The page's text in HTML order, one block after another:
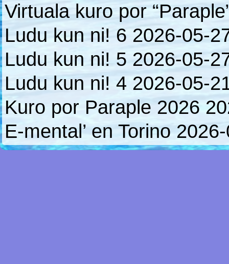
Virtuala kuro por
Ludu kun ni! 6 2026-05-
Ludu kun ni! 5 2026-05-
Ludu kun ni! 4 2026-05-
Kuro por Paraple 2026
E-mental’ en Torino